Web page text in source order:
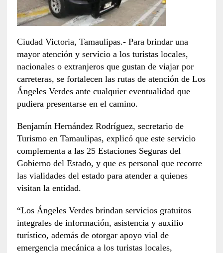
Ciudad Victoria, Tamaulipas.- Para brindar una
mayor atención y servicio a los turistas locales,
nacionales o extranjeros que gustan de viajar por
carreteras, se fortalecen las rutas de atención de Los
Ángeles Verdes ante cualquier eventualidad que
pudiera presentarse en el camino.
Benjamín Hernández Rodríguez, secretario de
Turismo en Tamaulipas, explicó que este servicio
complementa a las 25 Estaciones Seguras del
Gobierno del Estado, y que es personal que recorre
las vialidades del estado para atender a quienes
visitan la entidad.
“Los Ángeles Verdes brindan servicios gratuitos
integrales de información, asistencia y auxilio
turístico, además de otorgar apoyo vial de
emergencia mecánica a los turistas locales,